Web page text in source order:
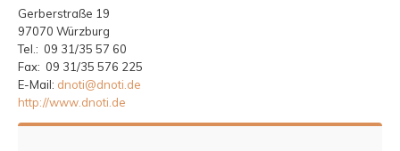
Gerberstraße 19
97070 Würzburg
Tel.: 09 31/35 57 60
Fax: 09 31/35 576 225
E-Mail: dnoti@dnoti.de
http://www.dnoti.de